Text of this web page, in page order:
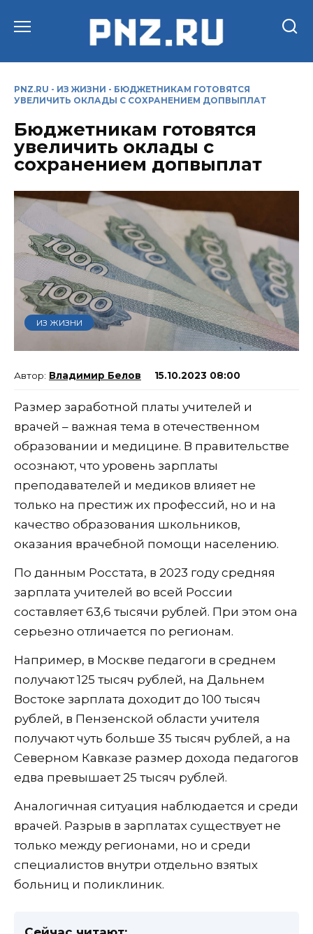
PNZ.RU - ИЗ ЖИЗНИ - БЮДЖЕТНИКАМ ГОТОВЯТСЯ
УВЕЛИЧИТЬ ОКЛАДЫ С СОХРАНЕНИЕМ ДОПВЫПЛАТ
Бюджетникам готовятся
увеличить оклады с
сохранением допвыплат
ИЗ ЖИЗНИ
Владимир Белов 15.10.2023 08:00
Размер заработной платы учителей и
врачей – важная тема в отечественном
образовании и медицине. В правительстве
осознают, что уровень зарплаты
преподавателей и медиков влияет не
только на престиж их профессий, но и на
качество образования школьников,
оказания врачебной помощи населению.
По данным Росстата, в 2023 году средняя
зарплата учителей во всей России
составляет 63,6 тысячи рублей. При этом она
серьезно отличается по регионам.
Например, в Москве педагоги в среднем
получают 125 тысяч рублей, на Дальнем
Востоке зарплата доходит до 100 тысяч
рублей, в Пензенской области учителя
получают чуть больше 35 тысяч рублей, а на
Северном Кавказе размер дохода педагогов
едва превышает 25 тысяч рублей.
Аналогичная ситуация наблюдается и среди
врачей. Разрыв в зарплатах существует не
только между регионами, но и среди
специалистов внутри отдельно взятых
больниц и поликлиник.